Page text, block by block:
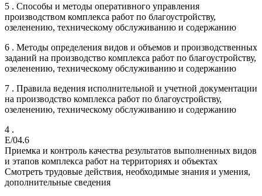
5 . Способы и методы оперативного управления
производством комплекса работ по благоустройству,
озеленению, техническому обслуживанию и содержанию
6 . Методы определения видов и объемов и производственных
заданий на производство комплекса работ по благоустройству,
озеленению, техническому обслуживанию и содержанию
7 . Правила ведения исполнительной и учетной документации
на производство комплекса работ по благоустройству,
озеленению, техническому обслуживанию и содержанию
4 .
E/04.6
Приемка и контроль качества результатов выполненных видов
и этапов комплекса работ на территориях и объектах
Смотреть трудовые действия, необходимые знания и умения,
дополнительные сведения